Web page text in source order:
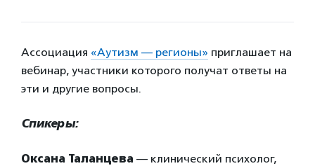
Ассоциация «Аутизм — регионы» приглашает на
вебинар, участники которого получат ответы на
эти и другие вопросы.
Спикеры:
Оксана Таланцева — клинический психолог,